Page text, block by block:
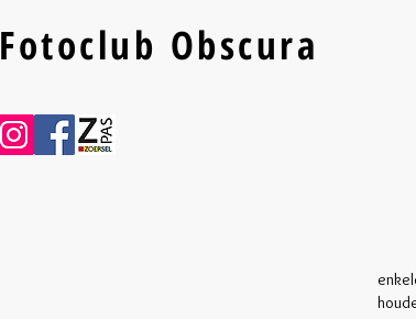
Fotoclub Obscura